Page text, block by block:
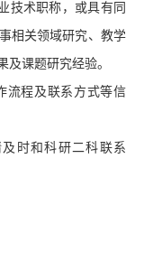
技术职称 ，或具有同
相关领域研究、教学
及课题研究经验。
流程及联系方式等信
时和科研二科联系